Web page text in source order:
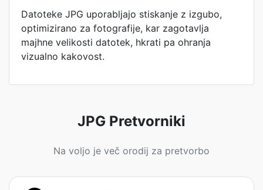
Datoteke JPG uporabljajo stiskanje z izgubo,
optimizirano za fotografije, kar zagotavlja
majhne velikosti datotek, hkrati pa ohranja
vizualno kakovost.
JPG Pretvorniki
Na voljo je več orodij za pretvorbo